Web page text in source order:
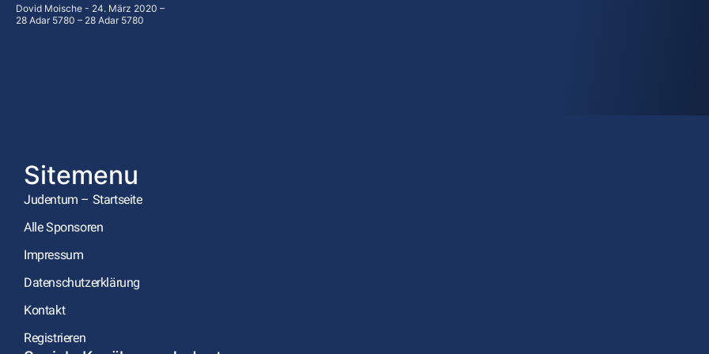
Dovid Moische
24. März 2020 –
28 Adar 5780 – 28 Adar 5780
Sitemenu
Judentum – Startseite
Alle Sponsoren
Impressum
Datenschutzerklärung
Kontakt
Registrieren